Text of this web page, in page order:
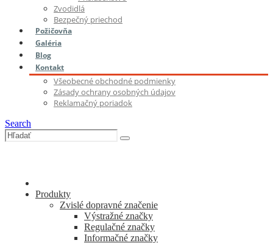
Zvodidlá
Bezpečný priechod
Požičovňa
Galéria
Blog
Kontakt
Všeobecné obchodné podmienky
Zásady ochrany osobných údajov
Reklamačný poriadok
Search
Produkty
Zvislé dopravné značenie
Výstražné značky
Regulačné značky
Informačné značky